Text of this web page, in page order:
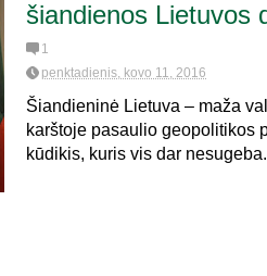
šiandienos Lietuvos
1
penktadienis, kovo 11, 2016
Šiandieninė Lietuva – maža
karštoje pasaulio geopolitikos
kūdikis, kuris vis dar